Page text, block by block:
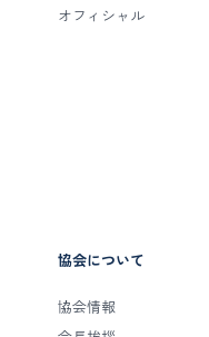
オフィシャル
協会について
協会情報